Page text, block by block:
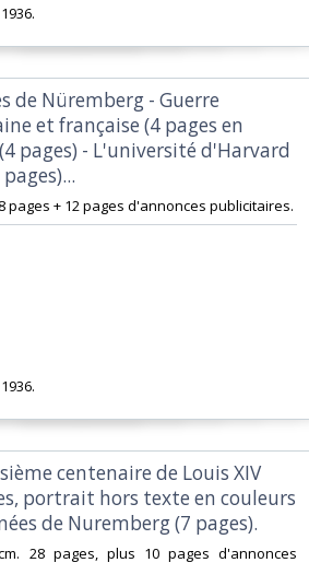
de Nüremberg - Guerre
et française (4 pages en
pages) - L'université d'Harvard
pages + 12 pages d'annonces publicitaires.‎
centenaire de Louis XIV
portrait hors texte en couleurs
de Nuremberg (7 pages).‎
28 pages, plus 10 pages d'annonces